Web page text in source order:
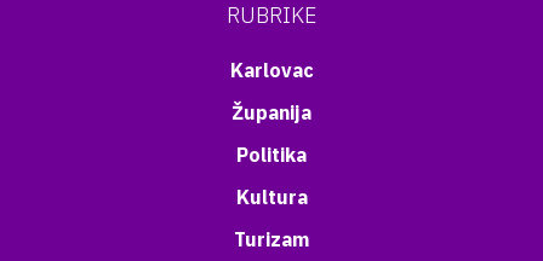
RUBRIKE
Karlovac
Županija
Politika
Kultura
Turizam